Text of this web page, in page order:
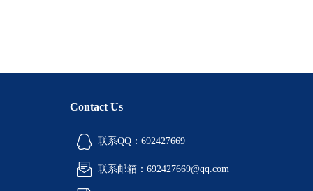
Contact Us
联系QQ：692427669
联系邮箱：692427669@qq.com